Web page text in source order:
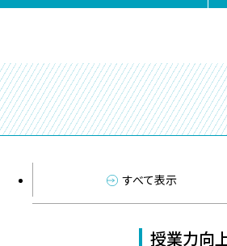
すべて表示
授業力向